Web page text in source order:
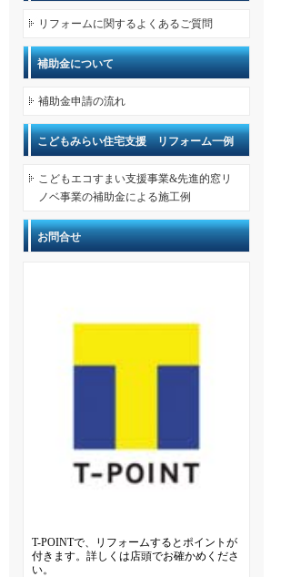
リフォームに関するよくあるご質問
補助金について
補助金申請の流れ
こどもみらい住宅支援 リフォーム一例
こどもエコすまい支援事業&先進的窓リ
ノベ事業の補助金による施工例
お問合せ
T-POINTで、リフォームするとポイントが
付きます。詳しくは店頭でお確かめくださ
い。